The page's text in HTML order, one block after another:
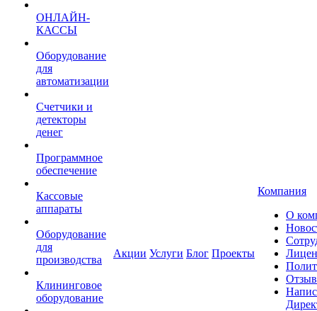
ОНЛАЙН-
КАССЫ
Оборудование
для
автоматизации
Счетчики и
детекторы
денег
Программное
обеспечение
Кассовые
аппараты
Оборудование
для
производства
Клининговое
оборудование
Акции Услуги Блог Проекты
Компания
О